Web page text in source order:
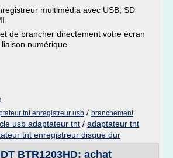
multimédia avec USB, SD
de brancher directement votre écran
numérique.
tnt enregistreur usb / branchement
cle usb adaptateur tnt / adaptateur tnt
tnt enregistreur disque dur
BTR1203HD: achat